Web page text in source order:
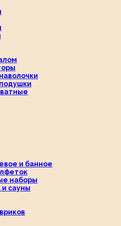
и банное
наборы
сауны